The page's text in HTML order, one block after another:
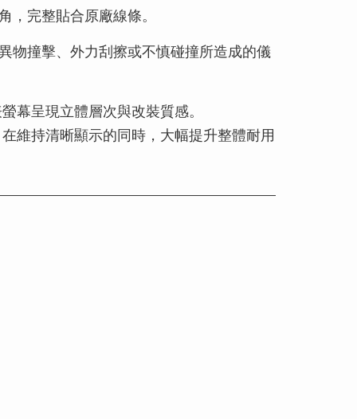
，完整貼合原廠線條。
物撞擊、外力刮擦或不慎碰撞所造成的儀
幕呈現立體層次與改裝質感。
維持清晰顯示的同時，大幅提升整體耐用